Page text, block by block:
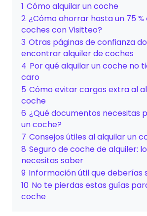
1 Cómo alquilar un coche
2 ¿Cómo ahorrar hasta un 75 %
coches con Visitteo?
3 Otras páginas de confianza
encontrar alquiler de coches
4 Por qué alquilar un coche no
caro
5 Cómo evitar cargos extra al
coche
6 ¿Qué documentos necesitas
un coche?
7 Consejos útiles al alquilar un
8 Seguro de coche de alquiler:
necesitas saber
9 Información útil que deberías
10 No te pierdas estas guías
coche